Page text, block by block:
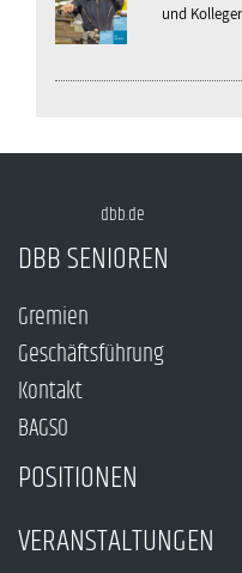
und
dbb.de
DBB SENIOREN
Gremien
Geschäftsführung
Kontakt
BAGSO
POSITIONEN
VERANSTALTUNGEN